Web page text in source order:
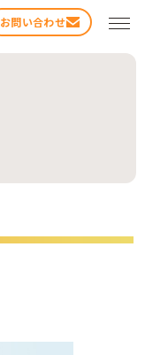
お問い合わせ